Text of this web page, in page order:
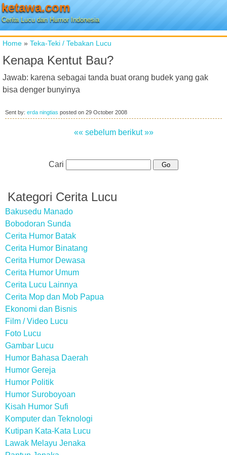
ketawa.com
Cerita Lucu dan Humor Indonesia
Home » Teka-Teki / Tebakan Lucu
Kenapa Kentut Bau?
Jawab: karena sebagai tanda buat orang budek yang gak
bisa denger bunyinya
Sent by: erda ningtias posted on 29 October 2008
«« sebelum berikut »»
Cari
Kategori Cerita Lucu
Bakusedu Manado
Bobodoran Sunda
Cerita Humor Batak
Cerita Humor Binatang
Cerita Humor Dewasa
Cerita Humor Umum
Cerita Lucu Lainnya
Cerita Mop dan Mob Papua
Ekonomi dan Bisnis
Film / Video Lucu
Foto Lucu
Gambar Lucu
Humor Bahasa Daerah
Humor Gereja
Humor Politik
Humor Suroboyoan
Kisah Humor Sufi
Komputer dan Teknologi
Kutipan Kata-Kata Lucu
Lawak Melayu Jenaka